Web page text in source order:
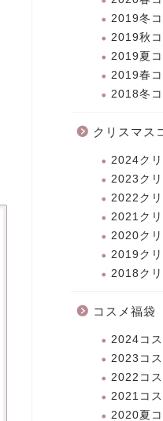
2019冬コ
2019秋コ
2019夏コ
2019春コ
2018冬コ
クリスマス
2024ク
2023ク
2022ク
2021ク
2020ク
2019ク
2018ク
コスメ福袋
2024コ
2023コ
2022コ
2021コ
2020夏